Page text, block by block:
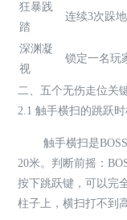
狂暴践
踏
连续3次跺
深渊凝
视
锁定一名玩
二、五个无伤走位关
2.1 触手横扫的跳跃
触手横扫是
20米。判断前摇：
按下跳跃键，可以完
柱子上，横扫打不到